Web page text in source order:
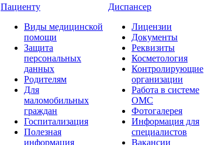
Пациенту
Виды медицинской
помощи
Защита
персональных
данных
Родителям
Для
маломобильных
граждан
Госпитализация
Полезная
информация
Диспансер
Лицензии
Документы
Реквизиты
Косметология
Контролирующие
организации
Работа в системе
ОМС
Фотогалерея
Информация для
специалистов
Вакансии